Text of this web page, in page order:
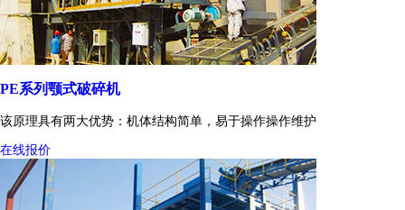
PE系列颚式破碎机
该原理具有两大优势：机体结构简单，易于操作操作维护
在线报价